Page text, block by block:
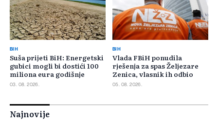
BIH
Suša prijeti BiH: Energetski
gubici mogli bi dostići 100
miliona eura godišnje
03. 08. 2026.
BIH
Vlada FBiH ponudila
rješenja za spas Željezare
Zenica, vlasnik ih odbio
05. 08. 2026.
Najnovije